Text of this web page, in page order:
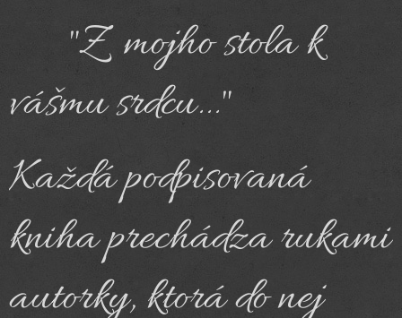
🪁"Z mojho stola k
vášmu srdcu..."
Každá podpisovaná
kniha prechádza rukami
autorky, ktorá do nej